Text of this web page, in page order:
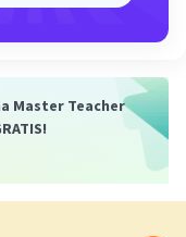
Master Teacher